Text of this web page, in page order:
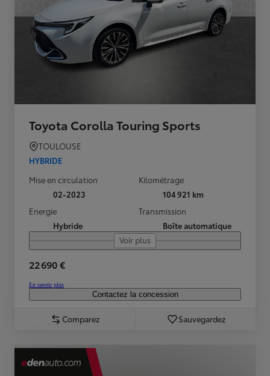
Toyota Corolla Touring Sports
TOULOUSE
HYBRIDE
Mise en circulation
02-2023
Kilométrage
104 921 km
Energie
Hybride
Transmission
Boîte automatique
Voir plus
22 690 €
En savoir plus
Contactez la concession
Comparez Sauvegardez